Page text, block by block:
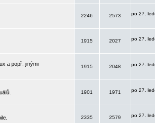
2246 2573 po 27.
1915 2027 po 27.
a popř. jinými
1915 2048 po 27.
1901 1971 po 27.
2335 2579 po 27.